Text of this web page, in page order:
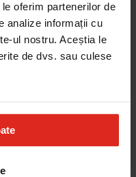
oferim partenerilor de
analize informații cu
ul nostru. Aceștia le
de dvs. sau culese
2.322,18 RON